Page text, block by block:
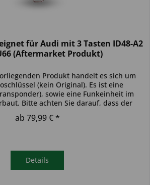
für Audi mit 3 Tasten ID48-A2
(Aftermarket Produkt)
Produkt handelt es sich um
(kein Original). Es ist eine
sowie eine Funkeinheit im
Bitte achten Sie darauf, dass der
Autoschlüssel...
ab 79,99 € *
Details